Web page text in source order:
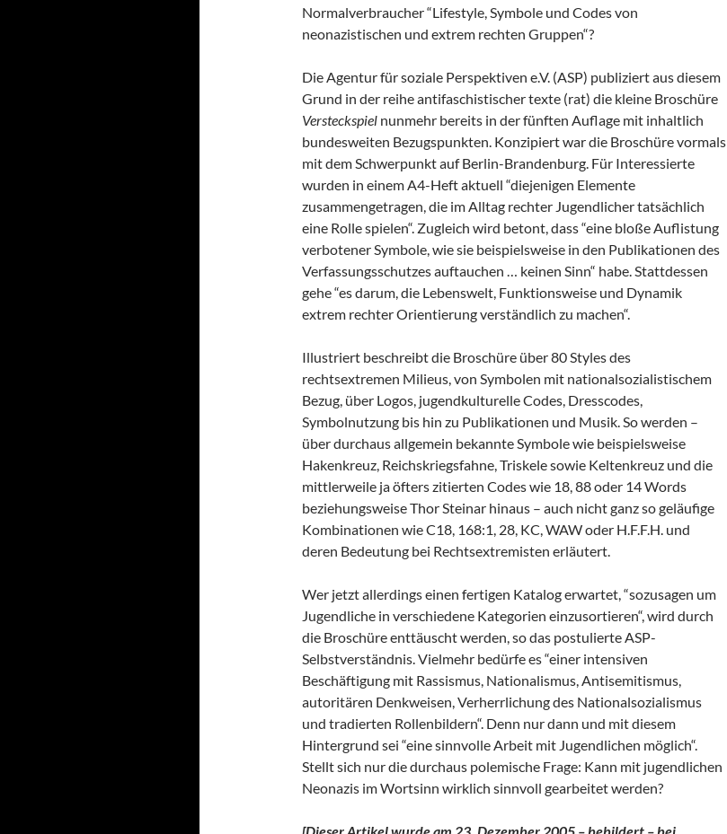
Normalverbraucher “Lifestyle, Symbole und Codes von
neonazistischen und extrem rechten Gruppen“?
Die Agentur für soziale Perspektiven e.V. (ASP) publiziert aus diesem
Grund in der reihe antifaschistischer texte (rat) die kleine Broschüre
Versteckspiel nunmehr bereits in der fünften Auflage mit inhaltlich
bundesweiten Bezugspunkten. Konzipiert war die Broschüre vormals
mit dem Schwerpunkt auf Berlin-Brandenburg. Für Interessierte
wurden in einem A4-Heft aktuell “diejenigen Elemente
zusammengetragen, die im Alltag rechter Jugendlicher tatsächlich
eine Rolle spielen“. Zugleich wird betont, dass “eine bloße Auflistung
verbotener Symbole, wie sie beispielsweise in den Publikationen des
Verfassungsschutzes auftauchen … keinen Sinn“ habe. Stattdessen
gehe “es darum, die Lebenswelt, Funktionsweise und Dynamik
extrem rechter Orientierung verständlich zu machen“.
Illustriert beschreibt die Broschüre über 80 Styles des
rechtsextremen Milieus, von Symbolen mit nationalsozialistischem
Bezug, über Logos, jugendkulturelle Codes, Dresscodes,
Symbolnutzung bis hin zu Publikationen und Musik. So werden –
über durchaus allgemein bekannte Symbole wie beispielsweise
Hakenkreuz, Reichskriegsfahne, Triskele sowie Keltenkreuz und die
mittlerweile ja öfters zitierten Codes wie 18, 88 oder 14 Words
beziehungsweise Thor Steinar hinaus – auch nicht ganz so geläufige
Kombinationen wie C18, 168:1, 28, KC, WAW oder H.F.F.H. und
deren Bedeutung bei Rechtsextremisten erläutert.
Wer jetzt allerdings einen fertigen Katalog erwartet, “sozusagen um
Jugendliche in verschiedene Kategorien einzusortieren“, wird durch
die Broschüre enttäuscht werden, so das postulierte ASP-
Selbstverständnis. Vielmehr bedürfe es “einer intensiven
Beschäftigung mit Rassismus, Nationalismus, Antisemitismus,
autoritären Denkweisen, Verherrlichung des Nationalsozialismus
und tradierten Rollenbildern“. Denn nur dann und mit diesem
Hintergrund sei “eine sinnvolle Arbeit mit Jugendlichen möglich“.
Stellt sich nur die durchaus polemische Frage: Kann mit jugendlichen
Neonazis im Wortsinn wirklich sinnvoll gearbeitet werden?